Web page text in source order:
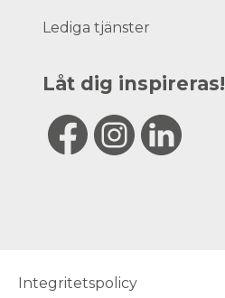
Lediga tjänster
Låt dig inspireras!
Integritetspolicy